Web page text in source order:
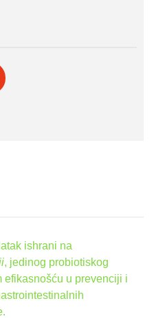
ishrani na
, jedinog probiotiskog
efikasnošću u prevenciji i